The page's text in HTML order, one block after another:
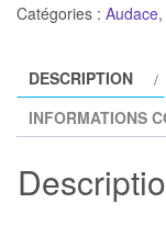
en
de
jaspe
rouge
AUDACE
Catégories : Audace,
DESCRIPTION
INFORMATIONS